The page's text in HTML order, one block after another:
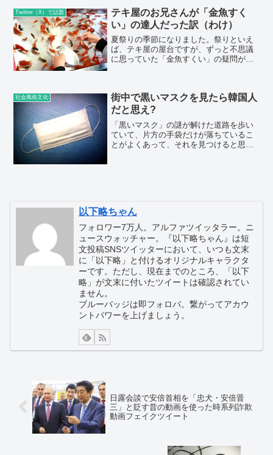
が通う中学校は、土庄中学校がモデルと
なっています。...
Twitter（X）で話題
テキ屋のお兄さんが「金魚すく
い」の達人だった訳（わけ）
夏祭りの季節になりました。祭りといえ
ば、テキ屋の屋台ですが、ずっと不思議
に思っていた「金魚すくい」の疑問があ
りました。最初は、遠巻きに...
社会風俗文化
街中で黒いマスクを見たら韓国人
だと思え?
「黒いマスク」の謎が解けた道路を歩い
ていて、片方の手袋だけが落ちているこ
とがよくあって、それを見つけると思わ
以下略ちゃん
フォロワー7万人。アルファツイッタラー。ニ
ュースウォッチャー。『以下略ちゃん』は短
文投稿SNSツイッターにおいて、いつも文末
に「以下略」と付けるオリジナルキャラクタ
ーです。ただし、現在までのところ、「以下
略」が文末に付いたツイートは確認されてい
ません。
ブルーバッジは即フォロバ。繋がってアカウ
ントパワーを上げましょう。
日露会談で安倍首相を「忠犬・安倍晋
三」と貶す昔の動画を使った時系列詐欺
動画フェイクツイート